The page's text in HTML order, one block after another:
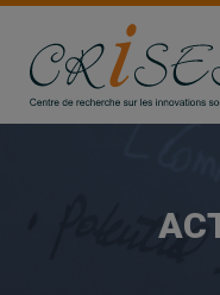
Aller
contenu
principal